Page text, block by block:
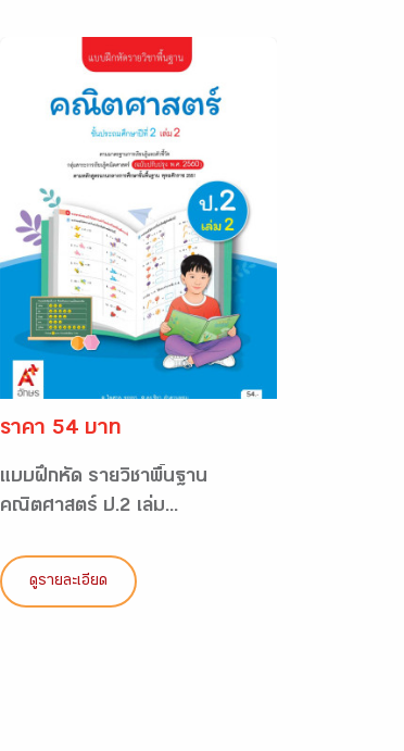
ราคา 54 บาท
แบบฝึกหัด รายวิชาพื้นฐาน
คณิตศาสตร์ ป.2 เล่ม...
ดูรายละเอียด